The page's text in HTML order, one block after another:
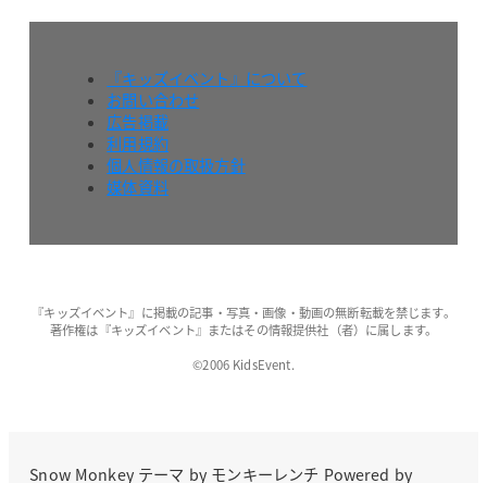
『キッズイベント』について
お問い合わせ
広告掲載
利用規約
個人情報の取扱方針
媒体資料
『キッズイベント』に掲載の記事・写真・画像・動画の無断転載を禁じます。
著作権は『キッズイベント』またはその情報提供社（者）に属します。
©2006 KidsEvent.
Snow Monkeyテーマ by モンキーレンチ Powered by